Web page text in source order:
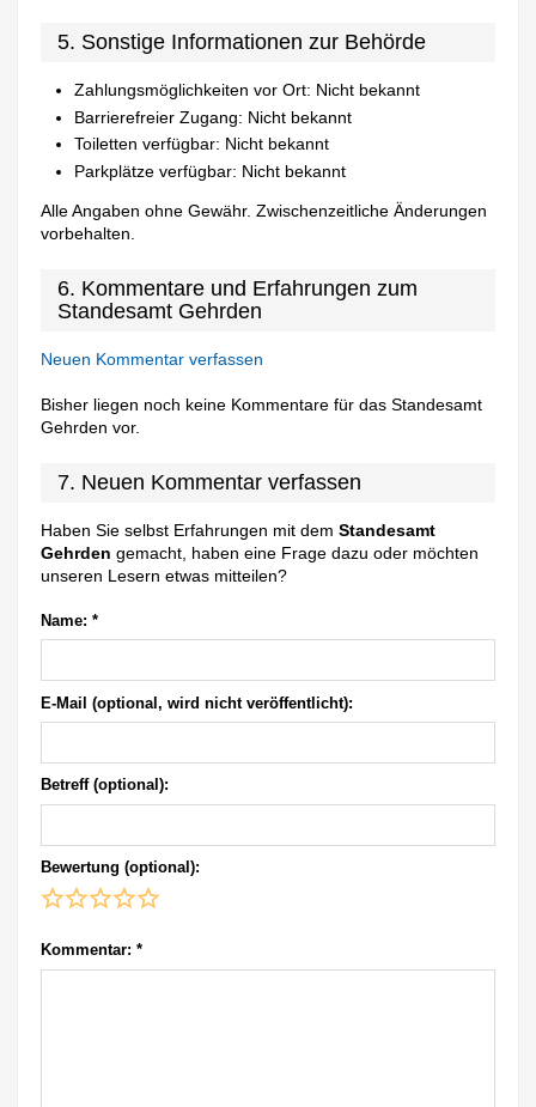
5. Sonstige Informationen zur Behörde
Zahlungsmöglichkeiten vor Ort: Nicht bekannt
Barrierefreier Zugang: Nicht bekannt
Toiletten verfügbar: Nicht bekannt
Parkplätze verfügbar: Nicht bekannt
Alle Angaben ohne Gewähr. Zwischenzeitliche Änderungen
vorbehalten.
6. Kommentare und Erfahrungen zum
Standesamt Gehrden
Neuen Kommentar verfassen
Bisher liegen noch keine Kommentare für das Standesamt
Gehrden vor.
7. Neuen Kommentar verfassen
Haben Sie selbst Erfahrungen mit demStandesamt
Gehrden gemacht, haben eine Frage dazu oder möchten
unseren Lesern etwas mitteilen?
Name: *
E-Mail (optional, wird nicht veröffentlicht):
Betreff (optional):
Bewertung (optional):
Kommentar: *